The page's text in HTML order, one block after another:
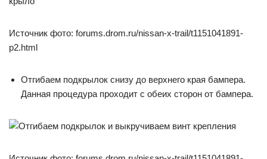
Источник фото: forums.drom.ru/nissan-x-trail/t1151041891-
p2.html
Отгибаем подкрылок снизу до верхнего края бампера.
Данная процедура проходит с обеих сторон от бампера.